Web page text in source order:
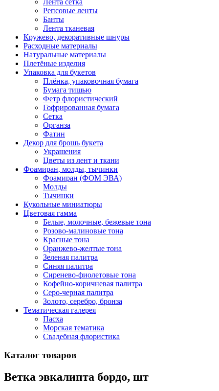
Репсовые ленты
Банты
Лента тканевая
Кружево, декоративные шнуры
Расходные материалы
Натуральные материалы
Плетёные изделия
Упаковка для букетов
Плёнка, упаковочная бумага
Бумага тишью
Фетр флористический
Гофрированная бумага
Сетка
Органза
Фатин
Декор для брошь букета
Украшения
Цветы из лент и ткани
Фоамиран, молды, тычинки
Фоамиран (ФОМ ЭВА)
Молды
Тычинки
Кукольные миниатюры
Цветовая гамма
Белые, молочные, бежевые тона
Розово-малиновые тона
Красные тона
Оранжево-желтые тона
Зеленая палитра
Синяя палитра
Сиренево-фиолетовые тона
Кофейно-коричневая палитра
Серо-черная палитра
Золото, серебро, бронза
Тематическая галерея
Пасха
Морская тематика
Свадебная флористика
Каталог товаров
Ветка эвкалипта бордо, шт